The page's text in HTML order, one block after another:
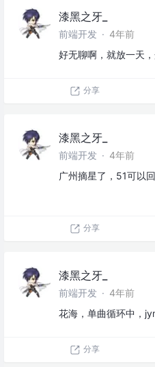
漆黑之牙_
前端开发 · 4年前
好无聊啊，就放一天
分享
漆黑之牙_
前端开发 · 4年前
广州摘星了，51可以
分享
漆黑之牙_
前端开发 · 4年前
花海，单曲循环中，
分享